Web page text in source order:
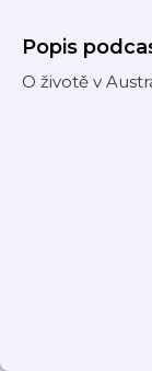
Popis
O životě v